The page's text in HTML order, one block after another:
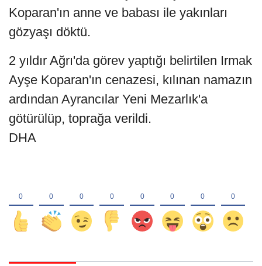
Koparan'ın anne ve babası ile yakınları
gözyaşı döktü.
2 yıldır Ağrı'da görev yaptığı belirtilen Irmak
Ayşe Koparan'ın cenazesi, kılınan namazın
ardından Ayrancılar Yeni Mezarlık'a
götürülüp, toprağa verildi.
DHA